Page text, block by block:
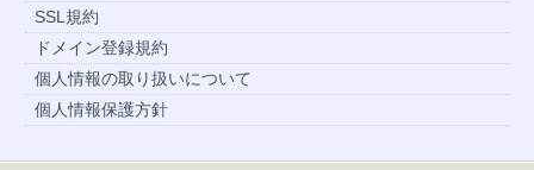
SSL規約
ドメイン登録規約
個人情報の取り扱いについて
個人情報保護方針